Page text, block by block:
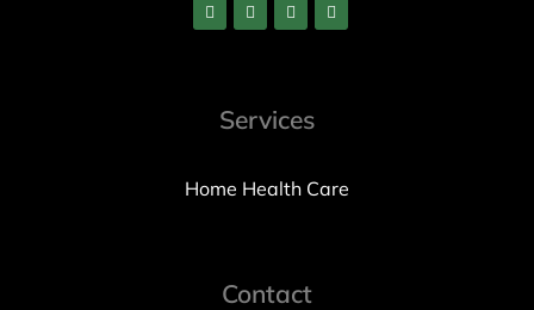
Services
Home Health Care
Contact